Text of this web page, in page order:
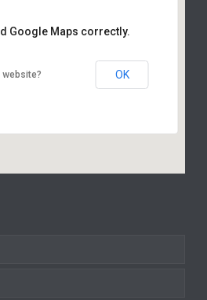
Google Maps correctly.
website? OK